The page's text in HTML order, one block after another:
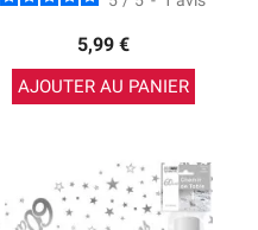
5,99 €
AJOUTER AU PANIER